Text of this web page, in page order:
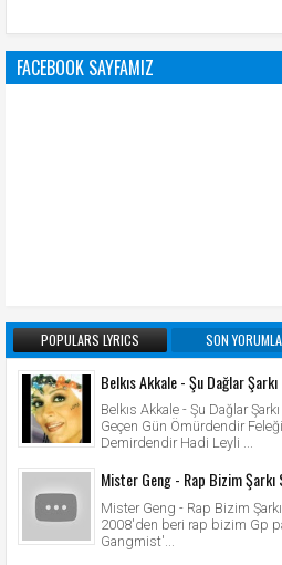
FACEBOOK SAYFAMIZ
POPULARS LYRICS SON
Belkıs Akkale - Şu Dağlar
Belkıs Akkale - Şu Dağlar
Geçen Gün Ömürdendir
Demirdendir Hadi Leyli ...
Mister Geng - Rap Bizim
Mister Geng - Rap Bizim
2008'den beri rap bizim Gp
Gangmist'...